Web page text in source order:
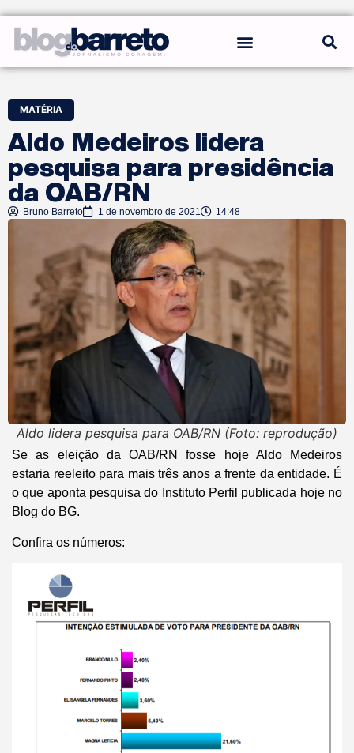
MATÉRIA
Aldo Medeiros lidera
pesquisa para presidência
da OAB/RN
Bruno Barreto 1 de novembro de 2021 14:48
Aldo lidera pesquisa para OAB/RN (Foto: reprodução)
Se as eleição da OAB/RN fosse hoje Aldo Medeiros
estaria reeleito para mais três anos a frente da entidade. É
o que aponta pesquisa do Instituto Perfil publicada hoje no
Blog do BG.
Confira os números: